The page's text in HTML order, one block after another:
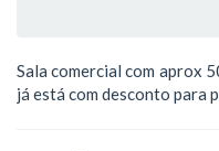
Sala comercial com aprox
já está com desconto para